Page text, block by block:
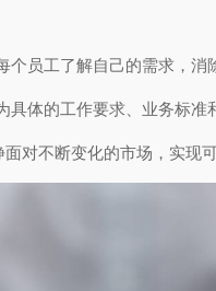
员工了解自己的需求，消
体的工作要求、业务标准
对不断变化的市场，实现